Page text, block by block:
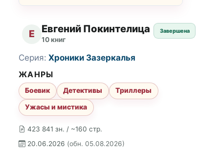
Е Евгений Покинтелица
10 книг
Завершена
423 841 зн. / ~160 стр.
20.06.2026 (обн. 05.08.2026)
Серия: Хроники Зазеркалья
ЖАНРЫ
Боевик Детективы
Триллеры
Ужасы и мистика